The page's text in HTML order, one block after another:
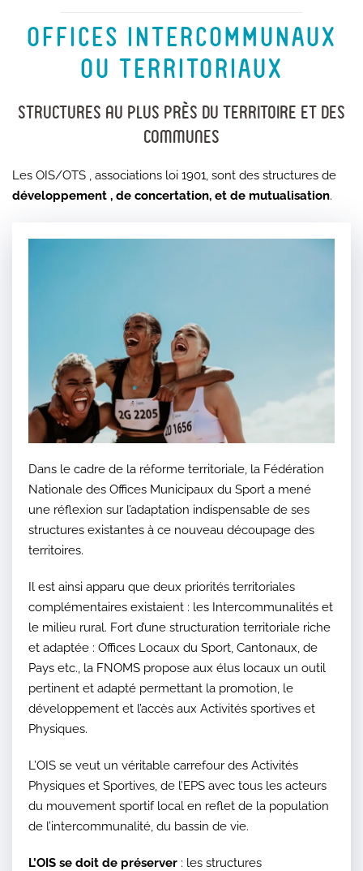
OFFICES INTERCOMMUNAUX
OU TERRITORIAUX
Structures au plus près du territoire et des
communes
Les OIS/OTS , associations loi 1901, sont des structures de
développement , de concertation, et de mutualisation.
Dans le cadre de la réforme territoriale, la Fédération
Nationale des Offices Municipaux du Sport a mené
une réflexion sur l’adaptation indispensable de ses
structures existantes à ce nouveau découpage des
territoires.
Il est ainsi apparu que deux priorités territoriales
complémentaires existaient : les Intercommunalités et
le milieu rural. Fort d’une structuration territoriale riche
et adaptée : Offices Locaux du Sport, Cantonaux, de
Pays etc., la FNOMS propose aux élus locaux un outil
pertinent et adapté permettant la promotion, le
développement et l’accès aux Activités sportives et
Physiques.
L’OIS se veut un véritable carrefour des Activités
Physiques et Sportives, de l’EPS avec tous les acteurs
du mouvement sportif local en reflet de la population
de l’intercommunalité, du bassin de vie.
L’OIS se doit de préserver : les structures